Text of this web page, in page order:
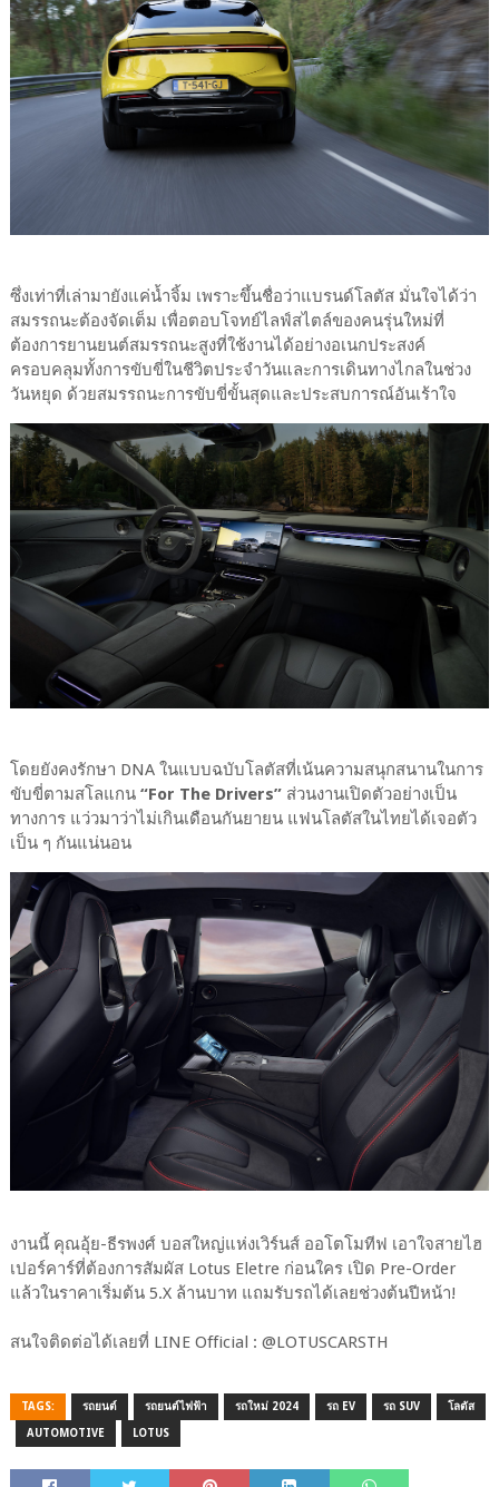
ซึ่งเท่าที่เล่ามายังแค่น้ำจิ้ม เพราะขึ้นชื่อว่าแบรนด์โลตัส มั่นใจได้ว่า
สมรรถนะต้องจัดเต็ม เพื่อตอบโจทย์ไลฟ์สไตล์ของคนรุ่นใหม่ที่
ต้องการยานยนต์สมรรถนะสูงที่ใช้งานได้อย่างอเนกประสงค์
ครอบคลุมทั้งการขับขี่ในชีวิตประจำวันและการเดินทางไกลในช่วง
วันหยุด ด้วยสมรรถนะการขับขี่ขั้นสุดและประสบการณ์อันเร้าใจ
โดยยังคงรักษา DNA ในแบบฉบับโลตัสที่เน้นความสนุกสนานในการ
ขับขี่ตามสโลแกน “For The Drivers”ส่วนงานเปิดตัวอย่างเป็น
ทางการ แว่วมาว่าไม่เกินเดือนกันยายน แฟนโลตัสในไทยได้เจอตัว
เป็น ๆ กันแน่นอน
งานนี้ คุณอุ้ย-ธีรพงศ์ บอสใหญ่แห่งเวิร์นส์ ออโตโมทีฟ เอาใจสายไฮ
เปอร์คาร์ที่ต้องการสัมผัส Lotus Eletre ก่อนใคร เปิด Pre-Order
แล้วในราคาเริ่มต้น 5.X ล้านบาท แถมรับรถได้เลยช่วงต้นปีหน้า!
สนใจติดต่อได้เลยที่ LINE Official : @LOTUSCARSTH
TAGS: รถยนต์ รถยนต์ไฟฟ้า รถใหม่ 2024 รถ EV รถ SUV โลตัส
AUTOMOTIVE LOTUS